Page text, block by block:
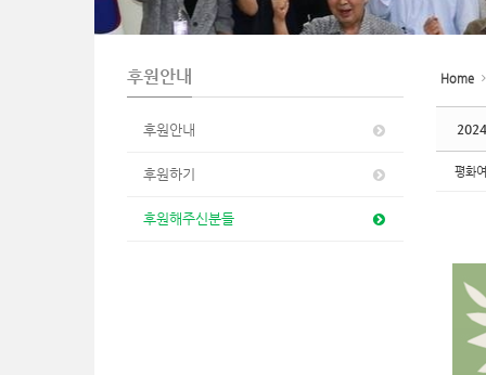
후원안내
후원안내
후원하기
후원해주신분들
Home
평화